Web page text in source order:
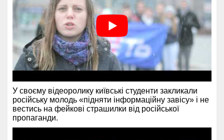
У своєму відеоролику київські студенти закликали
російську молодь «підняти інформаційну завісу» і не
вестись на фейкові страшилки від російської
пропаганди.